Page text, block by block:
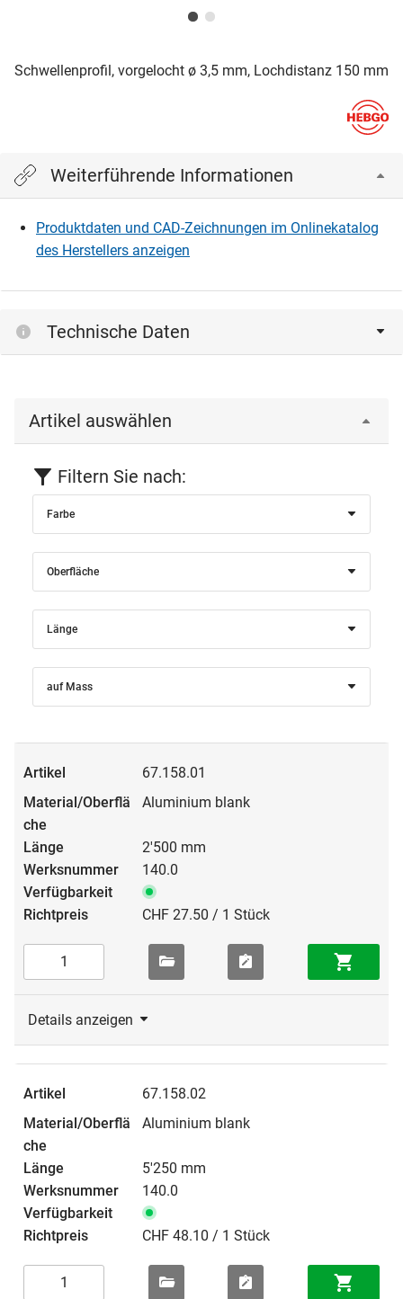
Schwellenprofil, vorgelocht ø 3,5 mm, Lochdistanz 150 mm
Weiterführende Informationen
Produktdaten und CAD-Zeichnungen im Onlinekatalog
des Herstellers anzeigen
Technische Daten
Artikel auswählen
Filtern Sie nach:
Farbe
Oberfläche
Länge
auf Mass
67.158.01
Aluminium blank
2'500 mm
140.0
CHF 27.50 / 1 Stück
Details anzeigen
67.158.02
Aluminium blank
5'250 mm
140.0
CHF 48.10 / 1 Stück